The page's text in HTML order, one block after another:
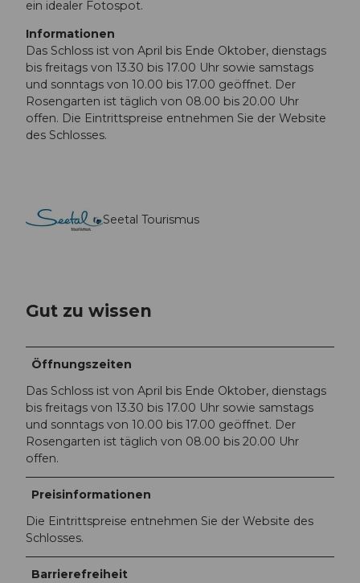
ein idealer Fotospot.
Informationen
Das Schloss ist von April bis Ende Oktober, dienstags
bis freitags von 13.30 bis 17.00 Uhr sowie samstags
und sonntags von 10.00 bis 17.00 geöffnet. Der
Rosengarten ist täglich von 08.00 bis 20.00 Uhr
offen. Die Eintrittspreise entnehmen Sie der Website
des Schlosses.
Seetal Tourismus
Gut zu wissen
Öffnungszeiten
Das Schloss ist von April bis Ende Oktober, dienstags
bis freitags von 13.30 bis 17.00 Uhr sowie samstags
und sonntags von 10.00 bis 17.00 geöffnet. Der
Rosengarten ist täglich von 08.00 bis 20.00 Uhr
offen.
Preisinformationen
Die Eintrittspreise entnehmen Sie der Website des
Schlosses.
Barrierefreiheit